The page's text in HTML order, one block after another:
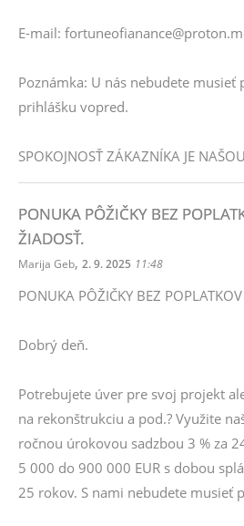
E-mail:
Poznámka: U nás nebudete musieť
prihlášku vopred.
SPOKOJNOSŤ ZÁKAZNÍKA JE
PONUKA PÔŽIČKY BEZ
ŽIADOSŤ.
Marija Geb, 2. 9. 2025 11:48
PONUKA PÔŽIČKY BEZ
Dobrý deň.
Potrebujete úver pre svoj projekt
na rekonštrukciu a pod.? Využite
ročnou úrokovou sadzbou 3 % za
5 000 do 900 000 EUR s dobou
25 rokov. S nami nebudete musieť